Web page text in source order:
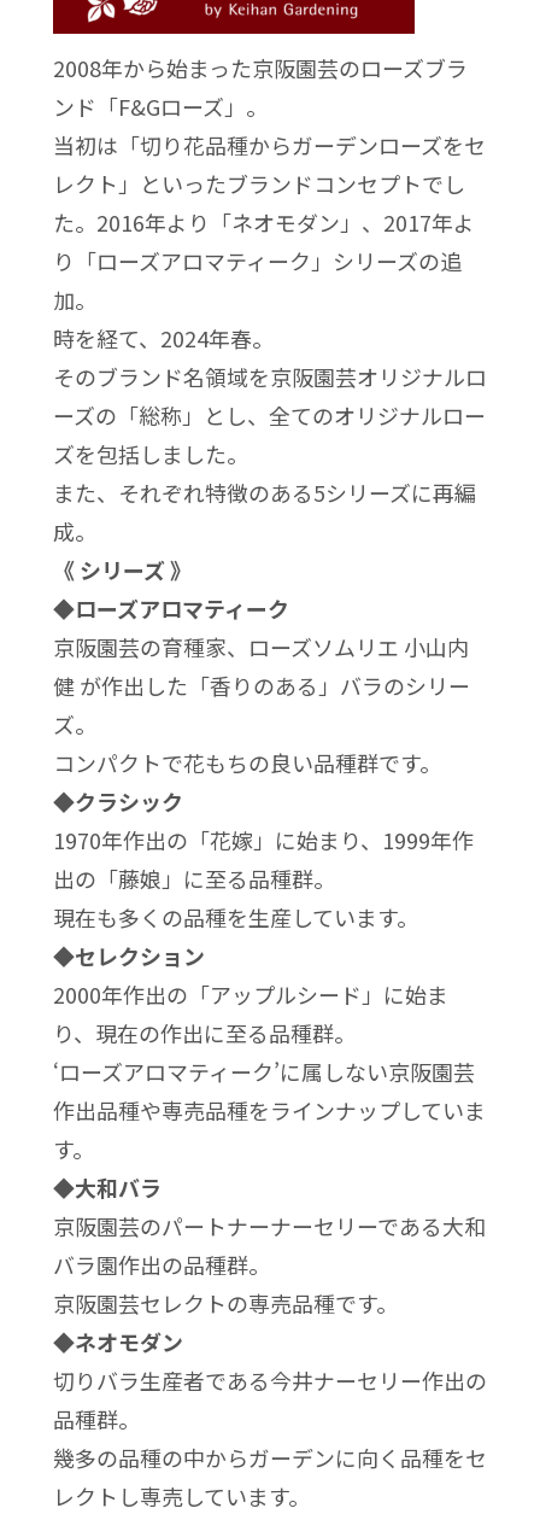
2008年から始まった京阪園芸のローズブラ
ンド「F&Gローズ」。
当初は「切り花品種からガーデンローズをセ
レクト」といったブランドコンセプトでし
た。2016年より「ネオモダン」、2017年よ
り「ローズアロマティーク」シリーズの追
加。
時を経て、2024年春。
そのブランド名領域を京阪園芸オリジナルロ
ーズの「総称」とし、全てのオリジナルロー
ズを包括しました。
また、それぞれ特徴のある5シリーズに再編
成。
《 シリーズ 》
◆ローズアロマティーク
京阪園芸の育種家、ローズソムリエ 小山内
健 が作出した「香りのある」バラのシリー
ズ。
コンパクトで花もちの良い品種群です。
◆クラシック
1970年作出の「花嫁」に始まり、1999年作
出の「藤娘」に至る品種群。
現在も多くの品種を生産しています。
◆セレクション
2000年作出の「アップルシード」に始ま
り、現在の作出に至る品種群。
‘ローズアロマティーク’に属しない京阪園芸
作出品種や専売品種をラインナップしていま
す。
◆大和バラ
京阪園芸のパートナーナーセリーである大和
バラ園作出の品種群。
京阪園芸セレクトの専売品種です。
◆ネオモダン
切りバラ生産者である今井ナーセリー作出の
品種群。
幾多の品種の中からガーデンに向く品種をセ
レクトし専売しています。